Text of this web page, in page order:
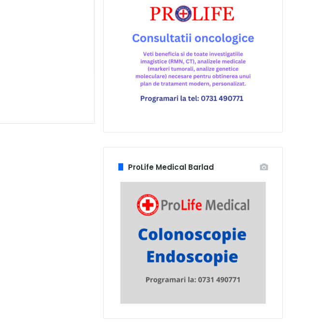
ProLife Medical Barlad